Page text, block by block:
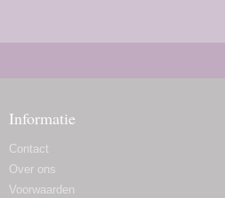
Informatie
Contact
Over ons
Voorwaarden